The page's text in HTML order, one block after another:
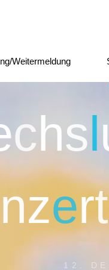
Weitermeldung
chsl
nzert
12.